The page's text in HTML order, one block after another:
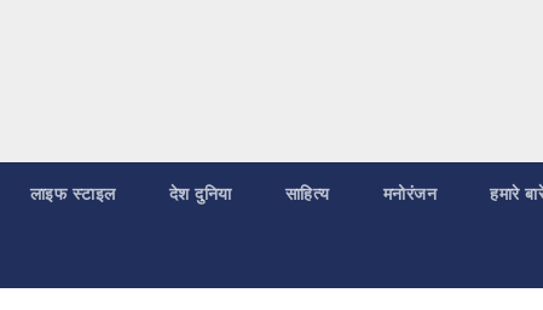
लाइफ स्टाइल देश दुनिया साहित्य मनोरंजन हमारे